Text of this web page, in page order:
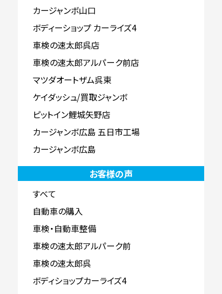
カージャンボ山口
ボディーショップ カーライズ4
車検の速太郎呉店
車検の速太郎アルパーク前店
マツダオートザム呉東
ケイダッシュ/買取ジャンボ
ピットイン鯉城矢野店
カージャンボ広島 五日市工場
カージャンボ広島
お客様の声
すべて
自動車の購入
車検・自動車整備
車検の速太郎アルパーク前
車検の速太郎呉
ボディショップカーライズ4